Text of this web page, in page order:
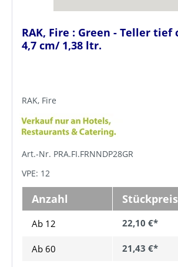
RAK, Fire : Green - Teller tief
4,7 cm/ 1,38 ltr.
RAK, Fire
Art.-Nr. PRA.FI.FRNNDP28GR
VPE: 12
Anzahl Stückpreis
Ab 12 22,10 €*
Ab 60 21,43 €*